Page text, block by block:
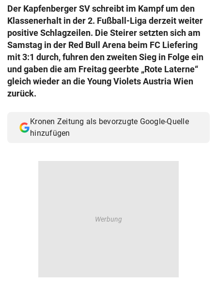
search
eingeben
© Krone Multimedia GmbH & Co KG 2026
Muthgasse 2, 1190 Wien
Der Kapfenberger SV schreibt im Kampf um den
Klassenerhalt in der 2. Fußball-Liga derzeit weiter
positive Schlagzeilen. Die Steirer setzten sich am
Samstag in der Red Bull Arena beim FC Liefering
mit 3:1 durch, fuhren den zweiten Sieg in Folge ein
und gaben die am Freitag geerbte „Rote Laterne“
gleich wieder an die Young Violets Austria Wien
zurück.
Kronen Zeitung als bevorzugte Google-Quelle
hinzufügen